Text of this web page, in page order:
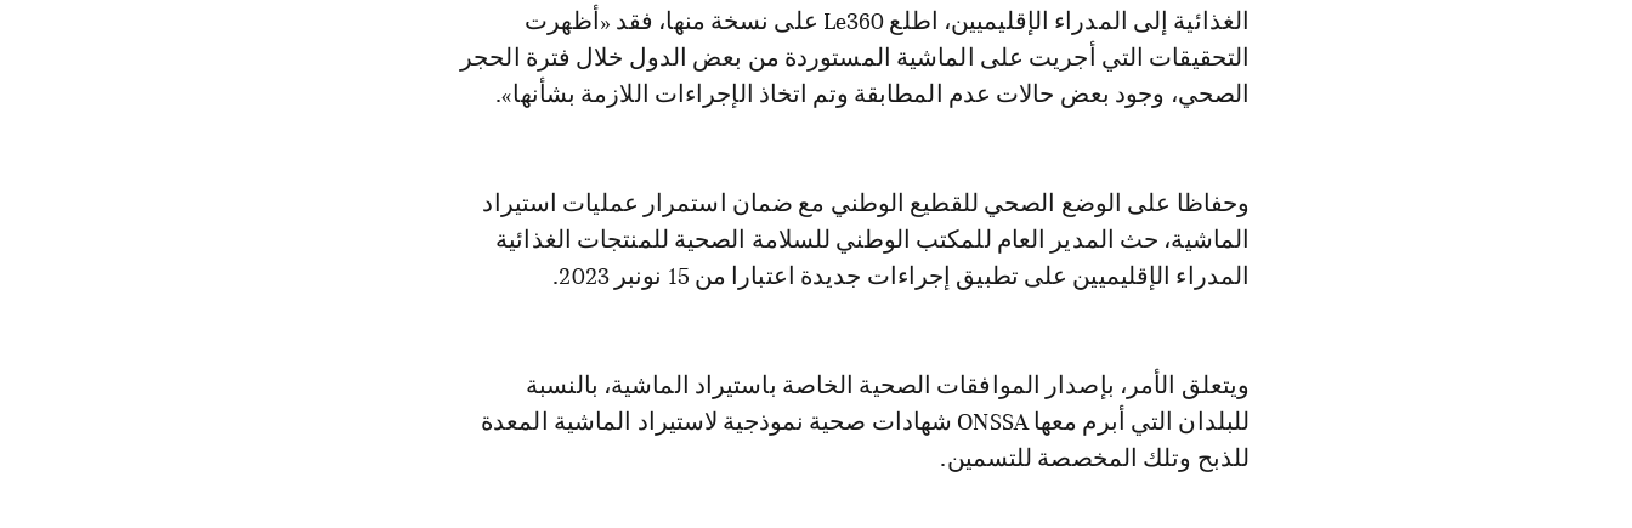
الغذائية إلى المدراء الإقليميين، اطلع Le360 على نسخة منها، فقد «أظهرت
التحقيقات التي أجريت على الماشية المستوردة من بعض الدول خلال فترة الحجر
الصحي، وجود بعض حالات عدم المطابقة وتم اتخاذ الإجراءات اللازمة بشأنها».
وحفاظا على الوضع الصحي للقطيع الوطني مع ضمان استمرار عمليات استيراد
الماشية، حث المدير العام للمكتب الوطني للسلامة الصحية للمنتجات الغذائية
المدراء الإقليميين على تطبيق إجراءات جديدة اعتبارا من 15 نونبر 2023.
ويتعلق الأمر، بإصدار الموافقات الصحية الخاصة باستيراد الماشية، بالنسبة
للبلدان التي أبرم معها ONSSA شهادات صحية نموذجية لاستيراد الماشية المعدة
للذبح وتلك المخصصة للتسمين.